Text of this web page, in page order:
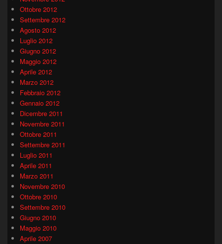
Ottobre 2012
Settembre 2012
Agosto 2012
Luglio 2012
Giugno 2012
Maggio 2012
Aprile 2012
Marzo 2012
Febbraio 2012
Gennaio 2012
Dicembre 2011
Novembre 2011
Ottobre 2011
Settembre 2011
Luglio 2011
Aprile 2011
Marzo 2011
Novembre 2010
Ottobre 2010
Settembre 2010
Giugno 2010
Maggio 2010
Aprile 2007